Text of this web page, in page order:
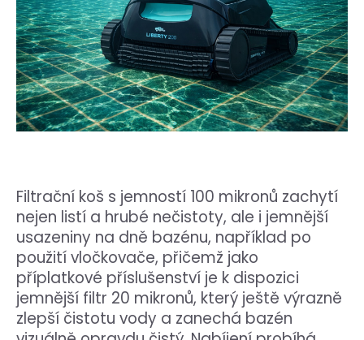
Filtrační koš s jemností 100 mikronů zachytí
nejen listí a hrubé nečistoty, ale i jemnější
usazeniny na dně bazénu, například po
použití vločkovače, přičemž jako
příplatkové příslušenství je k dispozici
jemnější filtr 20 mikronů, který ještě výrazně
zlepší čistotu vody a zanechá bazén